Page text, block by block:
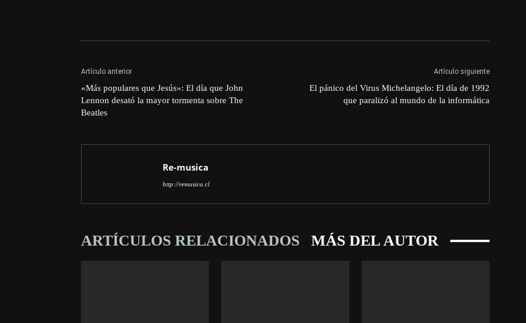
Artículo anterior
«Más populares que Jesús»: El día que John
Lennon desató la mayor tormenta sobre The
Beatles
Artículo siguiente
El pánico del Virus Michelangelo: El día de 1992
que paralizó al mundo de la informática
Re-musica
http://remusica.cl
ARTÍCULOS RELACIONADOS MÁS DEL AUTOR